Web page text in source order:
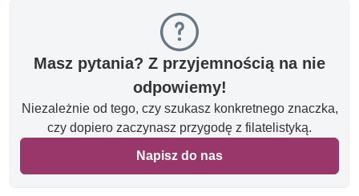
Masz pytania? Z przyjemnością na nie
odpowiemy!
Niezależnie od tego, czy szukasz konkretnego znaczka,
czy dopiero zaczynasz przygodę z filatelistyką.
Napisz do nas